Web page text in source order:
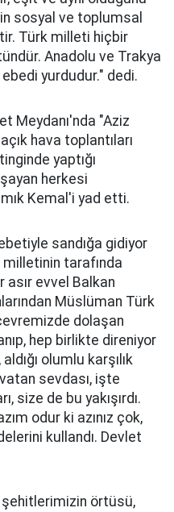
sosyal ve toplumsal
Türk milleti hiçbir
Anadolu ve Trakya
yurdudur." dedi.
Meydanı'nda "Aziz
hava toplantıları
yaptığı
herkesi
Kemal'i yad etti.
sandığa gidiyor
tarafında
asır evvel Balkan
Müslüman Türk
dolaşan
hep birlikte direniyor
olumlu karşılık
sevdası, işte
size de bu yakışırdı.
odur ki azınız çok,
kullandı. Devlet
şehitlerimizin örtüsü,